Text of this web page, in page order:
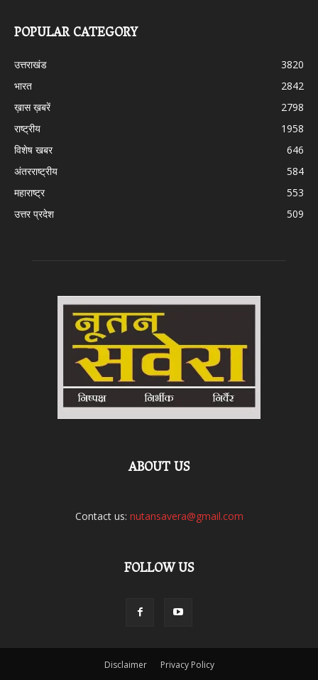
POPULAR CATEGORY
उत्तराखंड
3820
भारत
2842
ख़ास ख़बरें
2798
राष्ट्रीय
1958
विशेष खबर
646
अंतरराष्ट्रीय
584
महाराष्ट्र
553
उत्तर प्रदेश
509
ABOUT US
Contact us: nutansavera@gmail.com
FOLLOW US
Disclaimer Privacy Policy